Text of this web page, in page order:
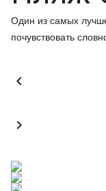
Один из самых
почувствовать

